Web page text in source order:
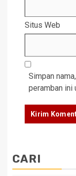
Situs Web
Simpan
peramban ini
CARI